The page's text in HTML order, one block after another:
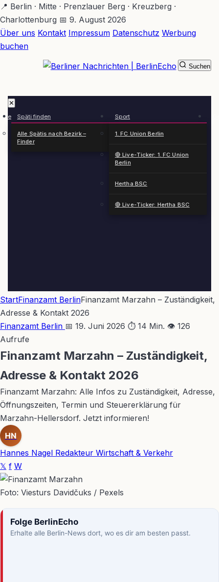
Zum
Hauptinhalt
springen
📍 Berlin · Mitte · Prenzlauer Berg · Kreuzberg ·
Charlottenburg 📅 9. August 2026
Über uns Kontakt Impressum Datenschutz Werbung
buchen
✕
Späti finden
Alle Spätis nach Bezirk –
Finder
Sport
1. FC Union Berlin
🔴 Live-Ticker: 1. FC Union
Berlin
Hertha BSC
🔴 Live-Ticker: Hertha BSC
Suchen
StartFinanzamt BerlinFinanzamt Marzahn – Zuständigkeit,
Adresse & Kontakt 2026
Finanzamt Berlin 📅 19. Juni 2026 ⏱ 14 Min. 👁 126
Aufrufe
Finanzamt Marzahn – Zuständigkeit,
Adresse & Kontakt 2026
Finanzamt Marzahn: Alle Infos zu Zuständigkeit, Adresse,
Öffnungszeiten, Termin und Steuererklärung für
Marzahn-Hellersdorf. Jetzt informieren!
HN
Hannes Nagel Redakteur Wirtschaft & Verkehr
𝕏 f W
Foto: Viesturs Davidčuks / Pexels
Folge BerlinEcho
Erhalte alle Berlin-News dort, wo es dir am besten passt.